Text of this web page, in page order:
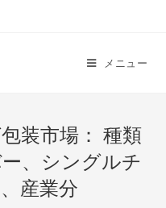
メニュー
装市場： 種類
、シングルチ
産業分